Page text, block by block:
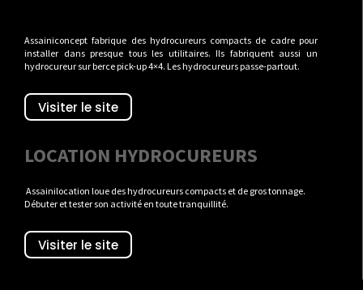
Assainiconcept fabrique des hydrocureurs compacts de cadre pour
installer dans presque tous les utilitaires. Ils fabriquent aussi un
hydrocureur sur berce pick-up 4×4. Les hydrocureurs passe-partout.
Visiter le site
LOCATION HYDROCUREURS
Assainilocation loue des hydrocureurs compacts et de gros tonnage.
Débuter et tester son activité en toute tranquillité.
Visiter le site